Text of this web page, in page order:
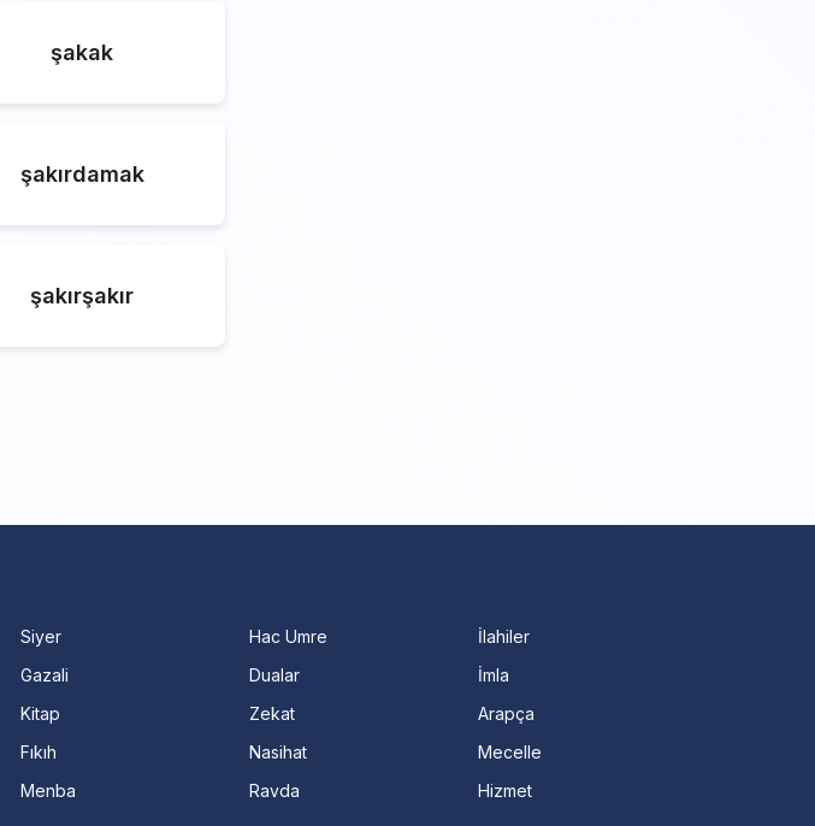
şakak
şakırdamak
şakırşakır
Siyer
Gazali
Kitap
Fıkıh
Menba
Hac Umre
Dualar
Zekat
Nasihat
Ravda
İlahiler
İmla
Arapça
Mecelle
Hizmet